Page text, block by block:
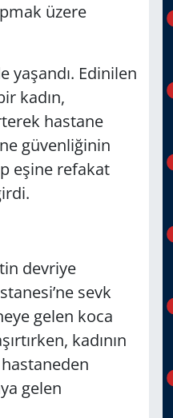
üzere
yaşandı. Edinilen
kadın,
hastane
güvenliğinin
eşine refakat
devriye
sevk
gelen koca
kadının
hastaneden
gelen